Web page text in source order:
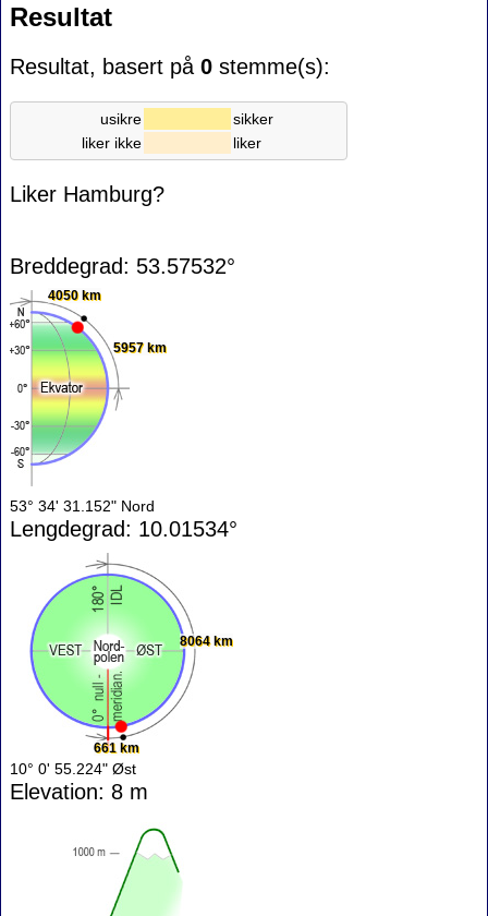
Resultat
Resultat, basert på 0 stemme(s):
usikre
sikker
liker ikke
liker
Liker Hamburg?
Breddegrad: 53.57532°
4050 km
5957 km
53° 34' 31.152" Nord
Lengdegrad: 10.01534°
661 km
8064 km
10° 0' 55.224" Øst
Elevation: 8 m